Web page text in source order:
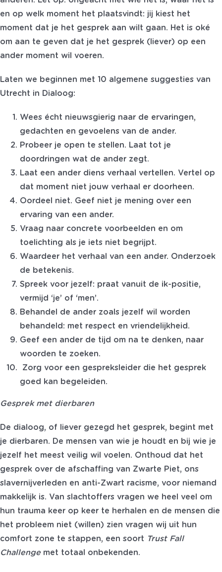
en op welk moment het plaatsvindt: jij kiest het
moment dat je het gesprek aan wilt gaan. Het is oké
om aan te geven dat je het gesprek (liever) op een
ander moment wil voeren.
Laten we beginnen met 10 algemene suggesties van
Utrecht in Dialoog:
Wees écht nieuwsgierig naar de ervaringen,
gedachten en gevoelens van de ander.
Probeer je open te stellen. Laat tot je
doordringen wat de ander zegt.
Laat een ander diens verhaal vertellen. Vertel op
dat moment niet jouw verhaal er doorheen.
Oordeel niet. Geef niet je mening over een
ervaring van een ander.
Vraag naar concrete voorbeelden en om
toelichting als je iets niet begrijpt.
Waardeer het verhaal van een ander. Onderzoek
de betekenis.
Spreek voor jezelf: praat vanuit de ik-positie,
vermijd ‘je’ of ‘men’.
Behandel de ander zoals jezelf wil worden
behandeld: met respect en vriendelijkheid.
Geef een ander de tijd om na te denken, naar
woorden te zoeken.
Zorg voor een gespreksleider die het gesprek
goed kan begeleiden.
Gesprek met dierbaren
De dialoog, of liever gezegd het gesprek, begint met
je dierbaren. De mensen van wie je houdt en bij wie je
jezelf het meest veilig wil voelen. Onthoud dat het
gesprek over de afschaffing van Zwarte Piet, ons
slavernijverleden en anti-Zwart racisme, voor niemand
makkelijk is. Van slachtoffers vragen we heel veel om
hun trauma keer op keer te herhalen en de mensen die
het probleem niet (willen) zien vragen wij uit hun
comfort zone te stappen, een soort Trust Fall
Challengemet totaal onbekenden.